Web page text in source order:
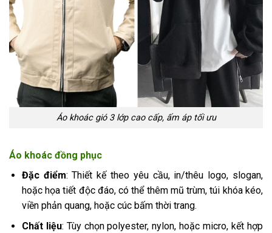
Áo khoác gió 3 lớp cao cấp, ấm áp tối ưu
Áo khoác đồng phục
Đặc điểm: Thiết kế theo yêu cầu, in/thêu logo, slogan,
hoặc họa tiết độc đáo, có thể thêm mũ trùm, túi khóa kéo,
viền phản quang, hoặc cúc bấm thời trang.
Chất liệu: Tùy chọn polyester, nylon, hoặc micro, kết hợp